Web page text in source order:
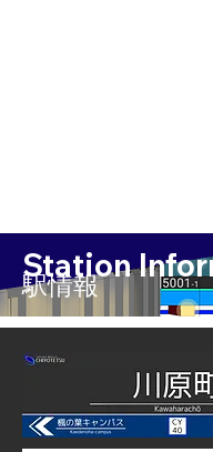
Station
​駅情報